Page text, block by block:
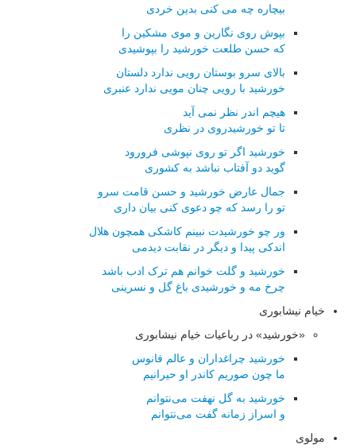
بیچاره چه می کنی بدین خردی
بپوش روی نگارین و موی مشکین را
که حسن طلعت خورشید را بپوشیدی
بالای سرو بوستان رویی ندارد دلستان
خورشید با رویی چنان مویی ندارد عنبری
هیچم اندر نظر نمی آید
تا تو خورشیدروی در نظری
خورشید اگر تو روی نپوشی فرورود
گوید دو آفتاب نباشد به کشوری
جمال عارض خورشید و حسن قامت سرو
تو را رسد که چو دعوی کنی بیان داری
ور چو خورشیدت نبینم کاشکی همچون هلال
اندکی پیدا و دیگر در نقابت دیدمی
خورشید و گلت خوانم هم ترک ادب باشد
چرخ مه و خورشیدی باغ گل و نسرینی
خیام نیشابوری
«خورشید» در رباعیات خیام نیشابوری
خورشید چراغداران و عالم فانوس
ما چون صوریم کاندر او حیرانیم
خورشید به گل نهفت می‌نتوانم
و اسراز زمانه گفت می‌نتوانم
مولوی